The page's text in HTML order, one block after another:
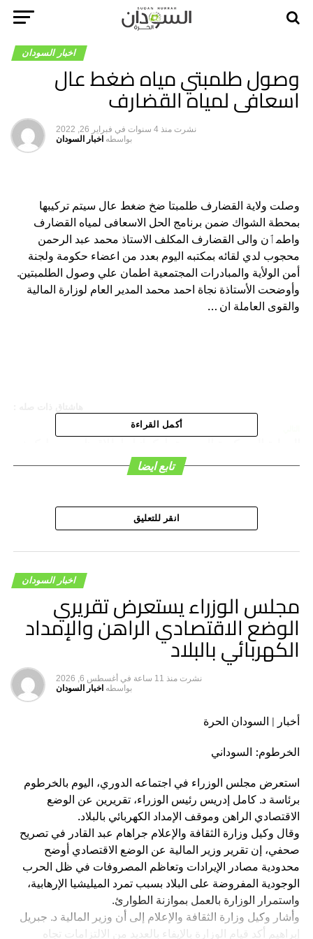
اخبار السودان
وصول طلمبتي مياه ضغط عال
اسعافى لمياه القضارف
نشرت منذ 4 سنوات في فبراير 26, 2022
بواسطه اخبار السودان
وصلت ولاية القضارف طلمبتا ضخ ضغط عال سيتم تركيبها
بمحطة الشواك ضمن برنامج الحل الاسعافى لمياه القضارف
واطمٲن والى القضارف المكلف الاستاذ محمد عبد الرحمن
محجوب لدي لقائه بمكتبه اليوم بعدد من اعضاء حكومة ولجنة
أمن الولأية والمبادرات المجتمعية اطمان علي وصول الطلمبتين.
وأوضحت الأستاذة نجاة احمد محمد المدير العام لوزارة المالية
والقوى العاملة ان …
أكمل القراءة
تابع ايضا
انقر للتعليق
اخبار السودان
مجلس الوزراء يستعرض تقريري
الوضع الاقتصادي الراهن والإمداد
الكهربائي بالبلاد
نشرت منذ 11 ساعة في أغسطس 6, 2026
بواسطه اخبار السودان
أخبار | السودان الحرة
الخرطوم: السوداني
استعرض مجلس الوزراء في اجتماعه الدوري، اليوم بالخرطوم
برئاسة د. كامل إدريس رئيس الوزراء، تقريرين عن الوضع
الاقتصادي الراهن وموقف الإمداد الكهربائي بالبلاد.
وقال وكيل وزارة الثقافة والإعلام جراهام عبد القادر في تصريح
صحفي، إن تقرير وزير المالية عن الوضع الاقتصادي أوضح
محدودية مصادر الإيرادات وتعاظم المصروفات في ظل الحرب
الوجودية المفروضة على البلاد بسبب تمرد الميليشيا الإرهابية،
واستمرار الوزارة بالعمل بموازنة الطوارئ.
وأشار وكيل وزارة الثقافة والإعلام إلى أن وزير المالية د. جبريل
إبراهيم أكد قيام الوزارة بالإيفاء بالعديد من الالتزامات تجاه